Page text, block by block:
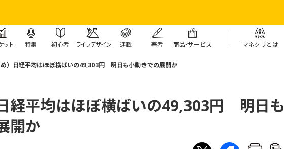
ット 特集 初心者 ライフデザイン 連載 著者 商品・サービス マネクリとは
め）日経平均はほぼ横ばいの49,303円 明日も小動きでの展開か
経平均はほぼ横ばいの49,303円 明日も
開か